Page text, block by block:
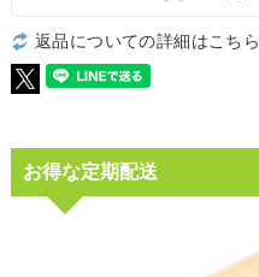
返品についての詳細はこちら
お得な定期配送